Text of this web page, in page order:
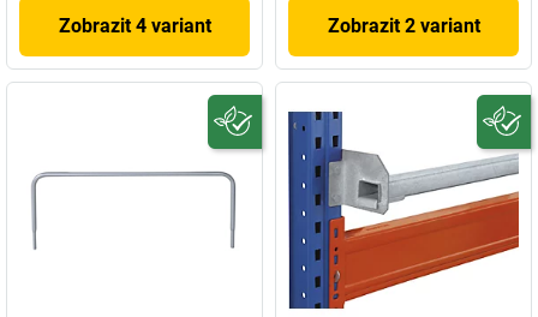
Zobrazit 4 variant Zobrazit 2 variant